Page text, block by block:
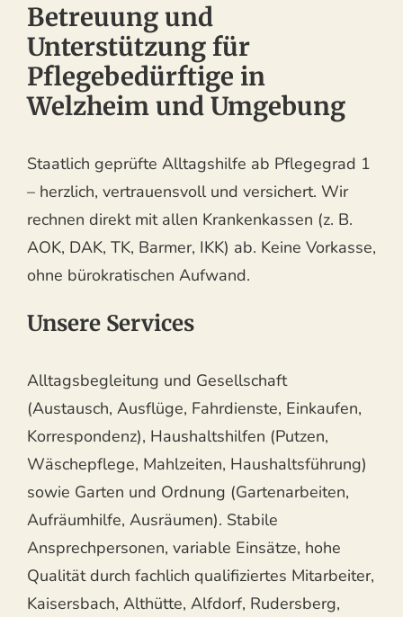
Betreuung und
Unterstützung für
Pflegebedürftige in
Welzheim und Umgebung
Staatlich geprüfte Alltagshilfe ab Pflegegrad 1
– herzlich, vertrauensvoll und versichert. Wir
rechnen direkt mit allen Krankenkassen (z. B.
AOK, DAK, TK, Barmer, IKK) ab. Keine Vorkasse,
ohne bürokratischen Aufwand.
Unsere Services
Alltagsbegleitung und Gesellschaft
(Austausch, Ausflüge, Fahrdienste, Einkaufen,
Korrespondenz), Haushaltshilfen (Putzen,
Wäschepflege, Mahlzeiten, Haushaltsführung)
sowie Garten und Ordnung (Gartenarbeiten,
Aufräumhilfe, Ausräumen). Stabile
Ansprechpersonen, variable Einsätze, hohe
Qualität durch fachlich qualifiziertes Mitarbeiter,
Kaisersbach, Althütte, Alfdorf, Rudersberg,